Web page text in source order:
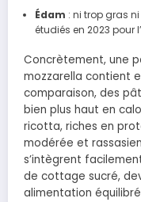
Édam : ni trop gras
étudiés en 2023 pour
Concrètement, une
mozzarella contient
comparaison, des
bien plus haut en
ricotta, riches en
modérée et
s’intègrent
de cottage sucré,
alimentation